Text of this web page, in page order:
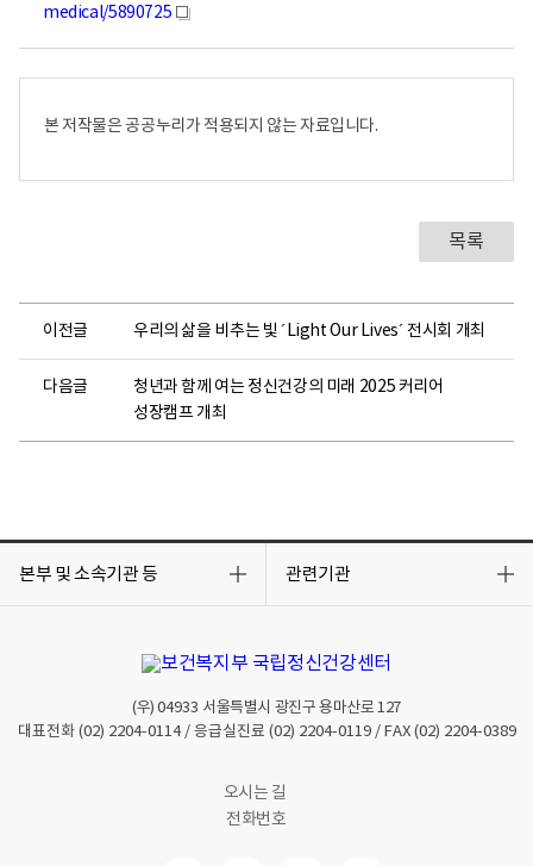
medical/5890725 새
창
본 저작물은 공공누리가 적용되지 않는 자료입니다.
목록
이전글 우리의 삶을 비추는 빛 ´Light Our Lives´ 전시회 개최
다음글
청년과 함께 여는 정신건강의 미래 2025 커리어
성장캠프 개최
본부 및 소속기관 등
기
관련기관
기
(우)04933 서울특별시 광진구 용마산로 127
대표전화 (02) 2204-0114/ 응급실진료 (02) 2204-0119/ FAX (02) 2204-0389
오시는 길
전화번호